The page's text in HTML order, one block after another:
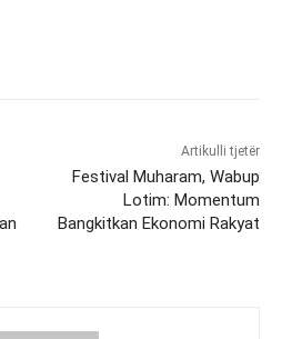
Artikulli tjetër
Festival Muharam, Wabup
Lotim: Momentum
Bangkitkan Ekonomi Rakyat